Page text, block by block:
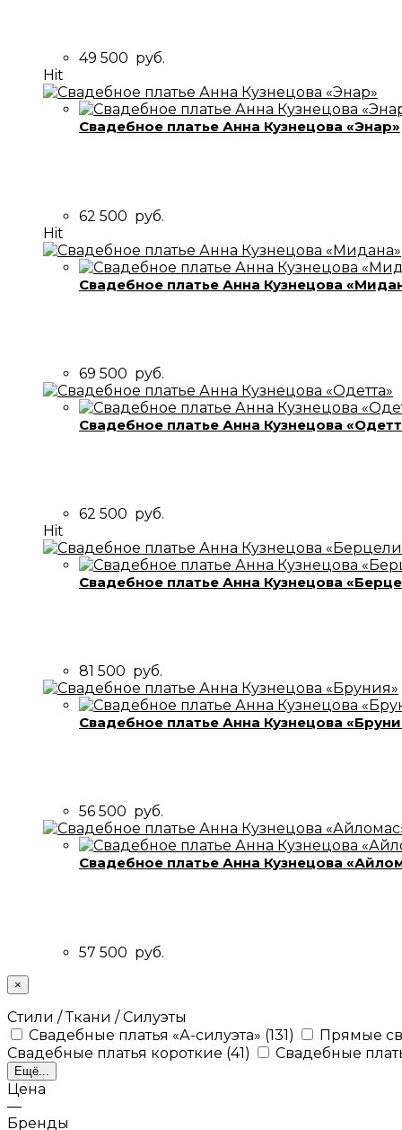
49 500 руб.
Hit
Свадебное платье Анна Кузнецова «Энар»
62 500 руб.
Hit
Свадебное платье Анна Кузнецова
69 500 руб.
Свадебное платье Анна Кузнецова
62 500 руб.
Hit
Свадебное платье Анна Кузнецова
81 500 руб.
Свадебное платье Анна Кузнецова
56 500 руб.
Свадебное платье Анна Кузнецова
57 500 руб.
×
Стили / Ткани / Силуэты
Свадебные платья «А-силуэта» (131)
Прямые
Свадебные платья короткие (41) Свадебные
Ещё...
Цена
—
Бренды